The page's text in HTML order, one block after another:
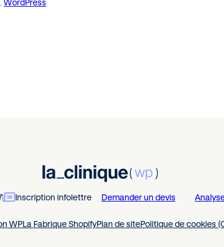
, WordPress
Inscription infolettre Demander un devis
WPLa Fabrique ShopifyPlan de sitePolitique de cookies